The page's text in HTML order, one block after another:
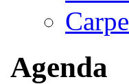
Agenda